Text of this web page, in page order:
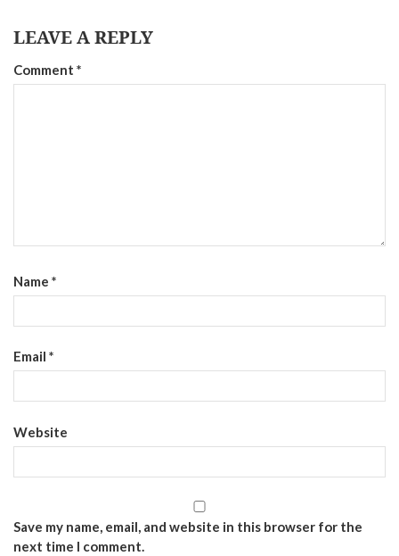
LEAVE A REPLY
Comment *
Name *
Email *
Website
Save my name, email, and website in this browser for the
next time I comment.